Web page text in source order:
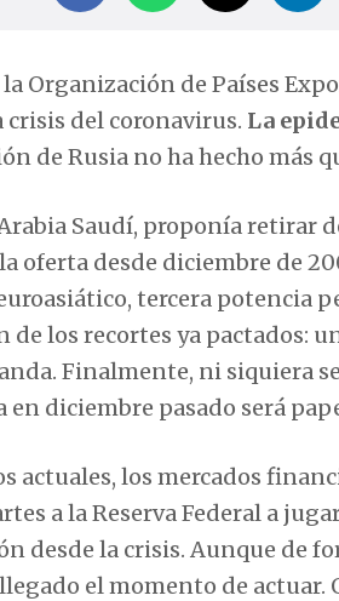
Organización de Países
del coronavirus. La
de Rusia no ha hecho más
Saudí, proponía retirar
oferta desde diciembre de
tercera potencia
los recortes ya pactados:
Finalmente, ni siquiera
en diciembre pasado será
actuales, los mercados
a la Reserva Federal a
desde la crisis. Aunque de
el momento de